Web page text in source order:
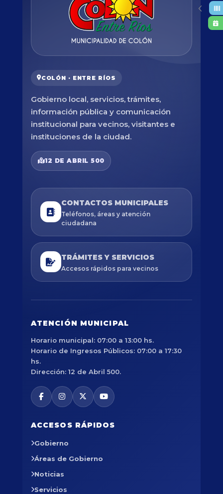
COLÓN · ENTRE RÍOS
Gobierno local, servicios, trámites,
información pública y comunicación
institucional para vecinos, visitantes e
instituciones de la ciudad.
12 DE ABRIL 500
CONTACTOS MUNICIPALES
Teléfonos, áreas y atención
ciudadana
TRÁMITES Y SERVICIOS
Accesos rápidos para vecinos
ATENCIÓN MUNICIPAL
Horario municipal: 07:00 a 13:00 hs.
Horario de Ingresos Públicos: 07:00 a 17:30
hs.
Dirección: 12 de Abril 500.
ACCESOS RÁPIDOS
Gobierno
Áreas de Gobierno
Noticias
Servicios